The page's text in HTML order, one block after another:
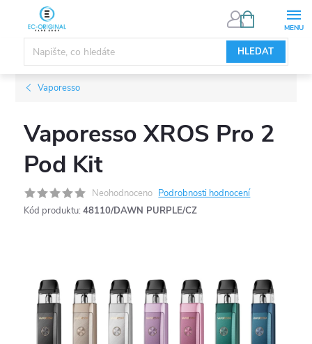
obsah
HLEDAT
NÁKUPNÍ
Vaporesso
Vaporesso XROS Pro 2
Pod Kit
Neohodnoceno Podrobnosti hodnocení
Kód produktu: 48110/DAWN PURPLE/CZ